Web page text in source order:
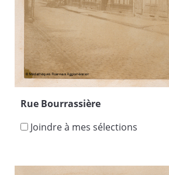
Rue Bourrassière
Joindre à mes sélections